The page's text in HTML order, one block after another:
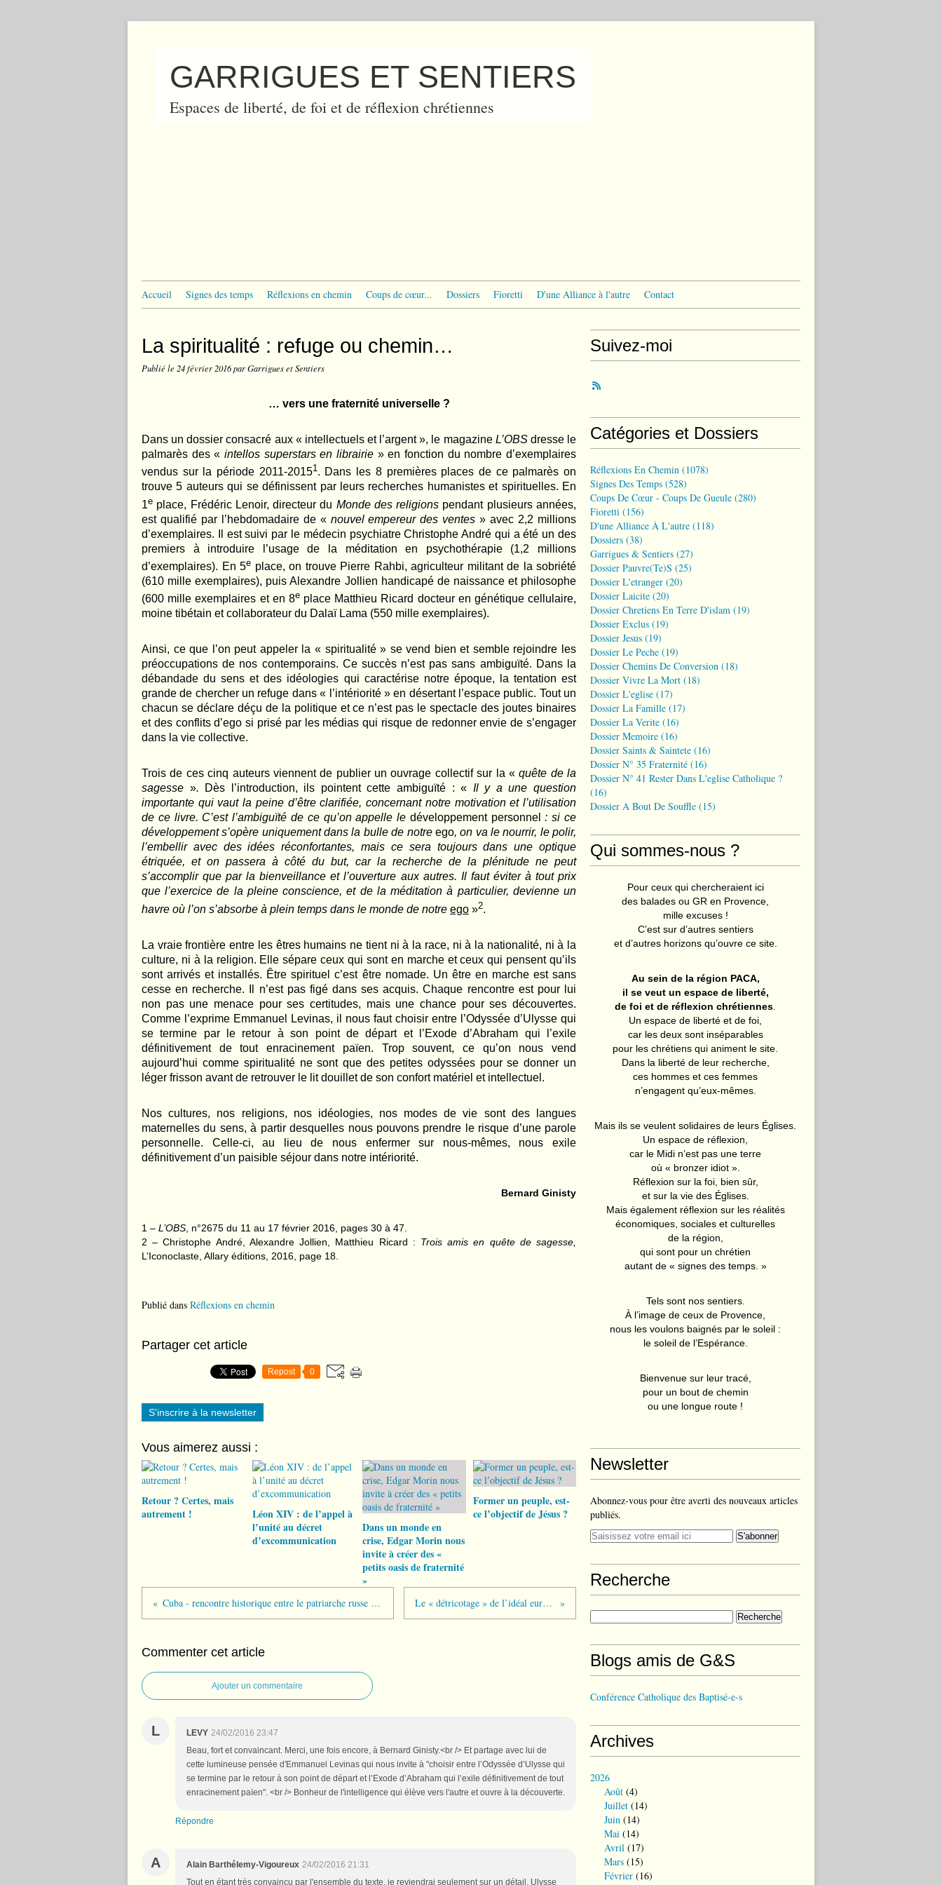
GARRIGUES ET SENTIERS
Espaces de liberté, de foi et de réflexion chrétiennes
Accueil Signes des temps Réflexions en chemin Coups de cœur... Dossiers Fioretti D'une Alliance à l'autre Contact
La spiritualité : refuge ou chemin…
Publié le 24 février 2016par Garrigues et Sentiers
… vers une fraternité universelle ?
Dans un dossier consacré aux « intellectuels et l’argent », le magazine L’OBS dresse le
palmarès des « intellos superstars en librairie » en fonction du nombre d’exemplaires
vendus sur la période 2011-20151. Dans les 8 premières places de ce palmarès on
trouve 5 auteurs qui se définissent par leurs recherches humanistes et spirituelles. En
1e place, Frédéric Lenoir, directeur du Monde des religions pendant plusieurs années,
est qualifié par l’hebdomadaire de « nouvel empereur des ventes » avec 2,2 millions
d’exemplaires. Il est suivi par le médecin psychiatre Christophe André qui a été un des
premiers à introduire l’usage de la méditation en psychothérapie (1,2 millions
d’exemplaires). En 5e place, on trouve Pierre Rahbi, agriculteur militant de la sobriété
(610 mille exemplaires), puis Alexandre Jollien handicapé de naissance et philosophe
(600 mille exemplaires et en 8eplace Matthieu Ricard docteur en génétique cellulaire,
moine tibétain et collaborateur du Dalaï Lama (550 mille exemplaires).
Ainsi, ce que l’on peut appeler la « spiritualité » se vend bien et semble rejoindre les
préoccupations de nos contemporains. Ce succès n’est pas sans ambiguïté. Dans la
débandade du sens et des idéologies qui caractérise notre époque, la tentation est
grande de chercher un refuge dans « l’intériorité » en désertant l’espace public. Tout un
chacun se déclare déçu de la politique et ce n’est pas le spectacle des joutes binaires
et des conflits d’ego si prisé par les médias qui risque de redonner envie de s’engager
dans la vie collective.
Trois de ces cinq auteurs viennent de publier un ouvrage collectif sur la «quête de la
sagesse ». Dès l’introduction, ils pointent cette ambiguïté : « Il y a une question
importante qui vaut la peine d’être clarifiée, concernant notre motivation et l’utilisation
de ce livre. C’est l’ambiguïté de ce qu’on appelle le développement personnel : si ce
développement s’opère uniquement dans la bulle de notre ego, on va le nourrir, le polir,
l’embellir avec des idées réconfortantes, mais ce sera toujours dans une optique
étriquée, et on passera à côté du but, car la recherche de la plénitude ne peut
s’accomplir que par la bienveillance et l’ouverture aux autres. Il faut éviter à tout prix
que l’exercice de la pleine conscience, et de la méditation à particulier, devienne un
havre où l’on s’absorbe à plein temps dans le monde de notre ego »2.
La vraie frontière entre les êtres humains ne tient ni à la race, ni à la nationalité, ni à la
culture, ni à la religion. Elle sépare ceux qui sont en marche et ceux qui pensent qu’ils
sont arrivés et installés. Être spirituel c’est être nomade. Un être en marche est sans
cesse en recherche. Il n’est pas figé dans ses acquis. Chaque rencontre est pour lui
non pas une menace pour ses certitudes, mais une chance pour ses découvertes.
Comme l’exprime Emmanuel Levinas, il nous faut choisir entre l’Odyssée d’Ulysse qui
se termine par le retour à son point de départ et l’Exode d’Abraham qui l’exile
définitivement de tout enracinement païen. Trop souvent, ce qu’on nous vend
aujourd’hui comme spiritualité ne sont que des petites odyssées pour se donner un
léger frisson avant de retrouver le lit douillet de son confort matériel et intellectuel.
Nos cultures, nos religions, nos idéologies, nos modes de vie sont des langues
maternelles du sens, à partir desquelles nous pouvons prendre le risque d’une parole
personnelle. Celle-ci, au lieu de nous enfermer sur nous-mêmes, nous exile
définitivement d’un paisible séjour dans notre intériorité.
Bernard Ginisty
1 – L’OBS , n°2675 du 11 au 17 février 2016, pages 30 à 47.
2 – Christophe André, Alexandre Jollien, Matthieu Ricard : Trois amis en quête de sagesse,
L’Iconoclaste, Allary éditions, 2016, page 18.
Publié dans Réflexions en chemin
Partager cet article
Repost 0
S'inscrire à la newsletter
Vous aimerez aussi :
Retour ? Certes, mais
autrement !
Léon XIV : de l’appel à
l’unité au décret
d’excommunication
Dans un monde en
crise, Edgar Morin nous
invite à créer des «
petits oasis de fraternité
»
Former un peuple, est-
ce l’objectif de Jésus ?
Cuba - rencontre historique entre le patriarche russe et le Pape Le « détricotage » de l’idéal européen ?
Commenter cet article
Ajouter un commentaire
L LEVY 24/02/2016 23:47
Beau, fort et convaincant. Merci, une fois encore, à Bernard Ginisty.<br /> Et partage avec lui de
cette lumineuse pensée d'Emmanuel Levinas qui nous invite à "choisir entre l’Odyssée d’Ulysse qui
se termine par le retour à son point de départ et l’Exode d’Abraham qui l’exile définitivement de tout
enracinement païen". <br /> Bonheur de l'intelligence qui élève vers l'autre et ouvre à la découverte.
Répondre
A Alain Barthélemy-Vigoureux 24/02/2016 21:31
Tout en étant très convaincu par l'ensemble du texte, je reviendrai seulement sur un détail. Ulysse
Suivez-moi
Catégories et Dossiers
Réflexions En Chemin (1078)
Signes Des Temps (528)
Coups De Cœur - Coups De Gueule (280)
Fioretti (156)
D'une Alliance À L'autre (118)
Dossiers (38)
Garrigues & Sentiers (27)
Dossier Pauvre(te)s (25)
Dossier L'etranger (20)
Dossier Laicite (20)
Dossier Chretiens En Terre D'islam (19)
Dossier Exclus (19)
Dossier Jesus (19)
Dossier Le Peche (19)
Dossier Chemins De Conversion (18)
Dossier Vivre La Mort (18)
Dossier L'eglise (17)
Dossier La Famille (17)
Dossier La Verite (16)
Dossier Memoire (16)
Dossier Saints & Saintete (16)
Dossier N° 35 Fraternité (16)
Dossier N° 41 Rester Dans L'eglise Catholique ?
(16)
Dossier A Bout De Souffle (15)
Qui sommes-nous ?
Pour ceux qui chercheraient ici
des balades ou GR en Provence,
mille excuses !
C’est sur d’autres sentiers
et d’autres horizons qu’ouvre ce site.
Au sein de la région PACA,
il se veut un espace de liberté,
de foi et de réflexion chrétiennes
Un espace de liberté et de foi,
car les deux sont inséparables
pour les chrétiens qui animent le site.
Dans la liberté de leur recherche,
ces hommes et ces femmes
n’engagent qu’eux-mêmes.
Mais ils se veulent solidaires de leurs Églises.
Un espace de réflexion,
car le Midi n’est pas une terre
où « bronzer idiot ».
Réflexion sur la foi, bien sûr,
et sur la vie des Églises.
Mais également réflexion sur les réalités
économiques, sociales et culturelles
de la région,
qui sont pour un chrétien
autant de « signes des temps. »
Tels sont nos sentiers.
À l’image de ceux de Provence,
nous les voulons baignés par le soleil :
le soleil de l’Espérance.
Bienvenue sur leur tracé,
pour un bout de chemin
ou une longue route !
Newsletter
Abonnez-vous pour être averti des nouveaux articles
publiés.
Recherche
Blogs amis de G&S
Conférence Catholique des Baptisé-e-s
Archives
2026
Août (4)
Juillet (14)
Juin (14)
Mai (14)
Avril (17)
Mars (15)
Février (16)